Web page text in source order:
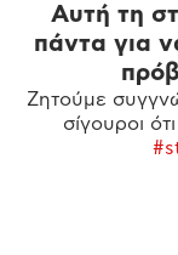
Αυτή τη
πάντα για
Ζητούμε
σίγουροι